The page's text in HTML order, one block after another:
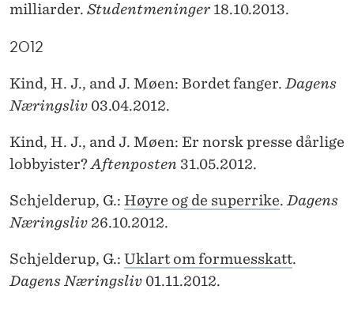
milliarder. Studentmeninger 18.10.2013.
2012
Kind, H. J., and J. Møen: Bordet fanger. Dagens
Næringsliv 03.04.2012.
Kind, H. J., and J. Møen: Er norsk presse dårlige
lobbyister? Aftenposten 31.05.2012.
Schjelderup, G.: Høyre og de superrike. Dagens
Næringsliv 26.10.2012.
Schjelderup, G.: Uklart om formuesskatt.
Dagens Næringsliv 01.11.2012.